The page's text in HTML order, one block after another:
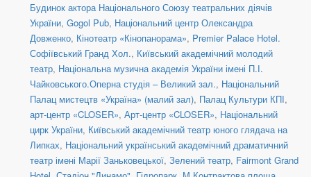
Будинок актора Національного Союзу театральних діячів
України, Gogol Pub, Національний центр Олександра
Довженко, Кінотеатр «Кінопанорама», Premier Palace Hotel.
Софіївський Гранд Хол., Київський академічний молодий
театр, Національна музична академія України імені П.І.
Чайковського.Оперна студія – Великий зал., Національний
Палац мистецтв «Україна» (малий зал), Палац Культури КПІ,
арт-центр «CLOSER», Арт-центр «CLOSER», Національний
цирк України, Київський академічний театр юного глядача на
Липках, Національний український академічний драматичний
театр імені Марії Заньковецької, Зелений театр, Fairmont Grand